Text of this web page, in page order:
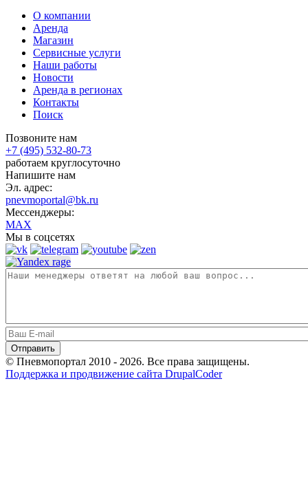
О компании
Аренда
Магазин
Сервисные услуги
Наши работы
Новости
Аренда в регионах
Контакты
Поиск
Позвоните нам
+7 (495) 532-80-73
работаем круглосуточно
Напишите нам
Эл. адрес:
pnevmoportal@bk.ru
Мессенджеры:
MAX
Мы в соцсетях
© Пневмопортал 2010 - 2026. Все права защищены.
Поддержка и продвижение сайта DrupalCoder